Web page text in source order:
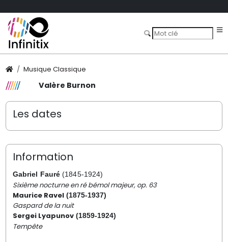
Musique Classique
Valère Burnon
Les dates
Information
Gabriel Fauré (1845-1924)
Sixième nocturne en ré bémol majeur, op. 63
Maurice Ravel(1875-1937)
Gaspard de la nuit
Sergei Lyapunov(1859-1924)
Tempête